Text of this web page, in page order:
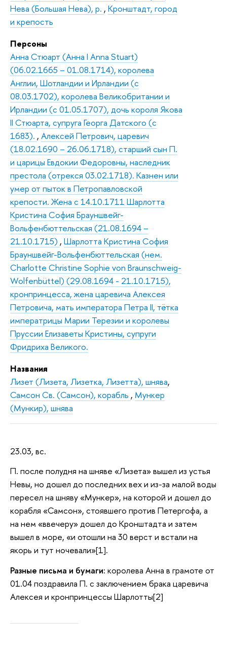
Нева (Большая Нева), р. , Кронштадт, город
и крепость
Персоны
Анна Стюарт (Анна I Anna Stuart)
(06.02.1665 – 01.08.1714), королева
Англии, Шотландии и Ирландии (с
08.03.1702), королева Великобритании и
Ирландии (с 01.05.1707), дочь короля Якова
II Стюарта, супруга Георга Датского (с
1683). , Алексей Петрович, царевич
(18.02.1690 – 26.06.1718), старший сын П.
и царицы Евдокии Федоровны, наследник
престола (отрекся 03.02.1718). Казнен или
умер от пыток в Петропавловской
крепости. Жена с 14.10.1711 Шарлотта
Кристина София Брауншвейг-
Вольфенбюттельская (21.08.1694 –
21.10.1715) , Шарлотта Кристина София
Брауншвейг-Вольфенбюттельская (нем.
Charlotte Christine Sophie von Braunschweig-
Wolfenbüttel) (29.08.1694 - 21.10.1715),
кронпринцесса, жена царевича Алексея
Петровича, мать императора Петра II, тётка
императрицы Марии Терезии и королевы
Пруссии Елизаветы Кристины, супруги
Фридриха Великого.
Названия
Лизет (Лизета, Лизетка, Лизетта), шнява,
Самсон Св. (Самсон), корабль , Мункер
(Мункир), шнява
23.03, вс.
П. после полудня на шняве «Лизета» вышел из устья
Невы, но дошел до последних вех и из-за малой воды
пересел на шняву «Мункер», на которой и дошел до
корабля «Самсон», стоявшего против Петергофа, а
на нем «ввечеру» дошел до Кронштадта и затем
вышел в море, «и отошли на 30 верст и встали на
якорь и тут ночевали»[1].
Разные письма и бумаги: королева Анна в грамоте от
01.04 поздравила П. с заключением брака царевича
Алексея и кронпринцессы Шарлотты[2]